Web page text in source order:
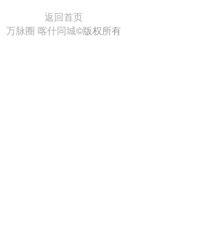
返回首页
万脉圈 喀什同城©版权所有